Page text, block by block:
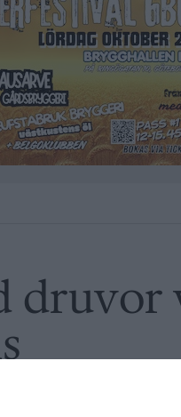
druvor